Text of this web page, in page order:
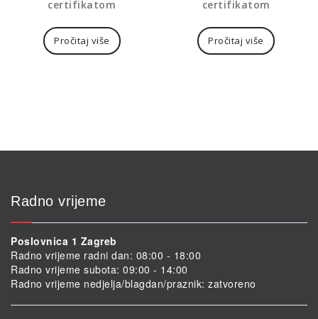
certifikatom
Pročitaj više
certifikatom
Pročitaj više
Radno vrijeme
Poslovnica 1 Zagreb
Radno vrijeme radni dan: 08:00 - 18:00
Radno vrijeme subota: 09:00 - 14:00
Radno vrijeme nedjelja/blagdan/praznik: zatvoreno